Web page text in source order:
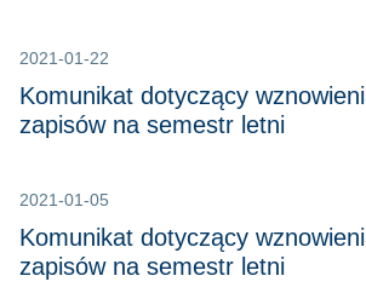
2021-01-22
Komunikat dotyczący
zapisów na semestr letni
2021-01-05
Komunikat dotyczący
zapisów na semestr letni